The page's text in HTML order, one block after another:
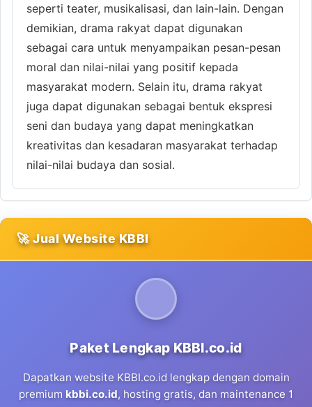
seperti teater, musikalisasi, dan lain-lain. Dengan
demikian, drama rakyat dapat digunakan
sebagai cara untuk menyampaikan pesan-pesan
moral dan nilai-nilai yang positif kepada
masyarakat modern. Selain itu, drama rakyat
juga dapat digunakan sebagai bentuk ekspresi
seni dan budaya yang dapat meningkatkan
kreativitas dan kesadaran masyarakat terhadap
nilai-nilai budaya dan sosial.
🚀 Jual Website KBBI
Paket Lengkap KBBI.co.id
Dapatkan website KBBI.co.id lengkap dengan domain
premium kbbi.co.id, hosting gratis, dan maintenance 1